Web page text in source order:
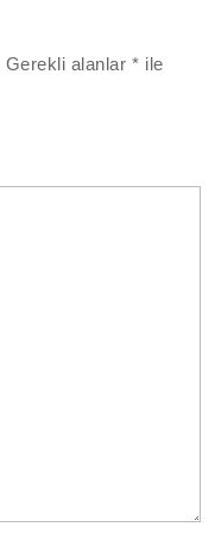
Gerekli alanlar* ile